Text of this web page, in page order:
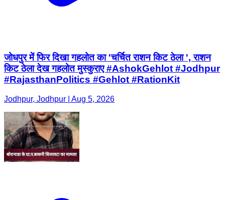
जोधपुर में फिर दिखा गहलोत का 'चर्चित राशन किट ठेला ', राशन
किट ठेला देख गहलोत मुस्कुराए #AshokGehlot #Jodhpur
#RajasthanPolitics #Gehlot #RationKit
Jodhpur, Jodhpur | Aug 5, 2026